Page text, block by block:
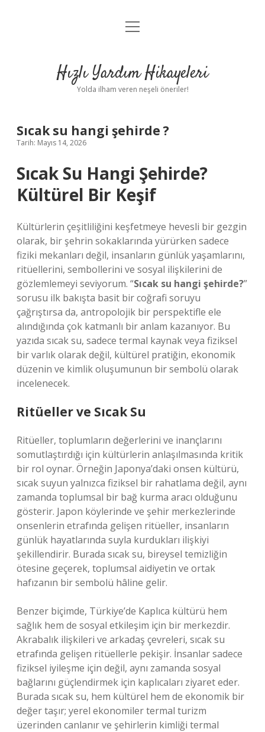
Anasayfa
Yasal Uyarı
menüyü
Hızlı Yardım Hikayeleri
Yolda ilham veren neşeli öneriler!
Sıcak su hangi şehirde ?
Tarih: Mayıs 14, 2026
Sıcak Su Hangi Şehirde?
Kültürel Bir Keşif
Kültürlerin çeşitliliğini keşfetmeye hevesli bir gezgin
olarak, bir şehrin sokaklarında yürürken sadece
fiziki mekanları değil, insanların günlük yaşamlarını,
ritüellerini, sembollerini ve sosyal ilişkilerini de
gözlemlemeyi seviyorum. “Sıcak su hangi şehirde?”
sorusu ilk bakışta basit bir coğrafi soruyu
çağrıştırsa da, antropolojik bir perspektifle ele
alındığında çok katmanlı bir anlam kazanıyor. Bu
yazıda sıcak su, sadece termal kaynak veya fiziksel
bir varlık olarak değil, kültürel pratiğin, ekonomik
düzenin ve kimlik oluşumunun bir sembolü olarak
incelenecek.
Ritüeller ve Sıcak Su
Ritüeller, toplumların değerlerini ve inançlarını
somutlaştırdığı için kültürlerin anlaşılmasında kritik
bir rol oynar. Örneğin Japonya’daki onsen kültürü,
sıcak suyun yalnızca fiziksel bir rahatlama değil, aynı
zamanda toplumsal bir bağ kurma aracı olduğunu
gösterir. Japon köylerinde ve şehir merkezlerinde
onsenlerin etrafında gelişen ritüeller, insanların
günlük hayatlarında suyla kurdukları ilişkiyi
şekillendirir. Burada sıcak su, bireysel temizliğin
ötesine geçerek, toplumsal aidiyetin ve ortak
hafızanın bir sembolü hâline gelir.
Benzer biçimde, Türkiye’de Kaplıca kültürü hem
sağlık hem de sosyal etkileşim için bir merkezdir.
Akrabalık ilişkileri ve arkadaş çevreleri, sıcak su
etrafında gelişen ritüellerle pekişir. İnsanlar sadece
fiziksel iyileşme için değil, aynı zamanda sosyal
bağlarını güçlendirmek için kaplıcaları ziyaret eder.
Burada sıcak su, hem kültürel hem de ekonomik bir
değer taşır; yerel ekonomiler termal turizm
üzerinden canlanır ve şehirlerin kimliği termal